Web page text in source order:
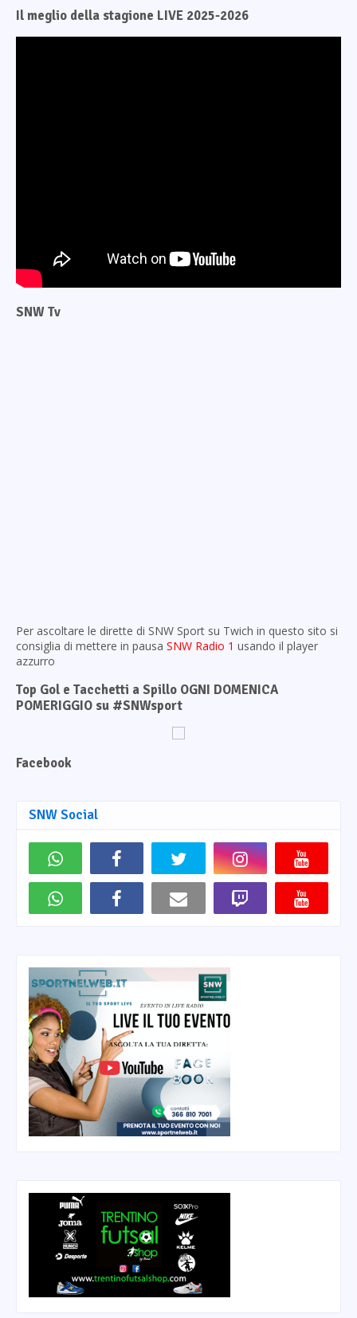
Il meglio della stagione LIVE 2025-2026
SNW Tv
Per ascoltare le dirette di SNW Sport su Twich in questo sito si
consiglia di mettere in pausa SNW Radio 1 usando il player
azzurro
Top Gol e Tacchetti a Spillo OGNI DOMENICA
POMERIGGIO su #SNWsport
Facebook
SNW Social